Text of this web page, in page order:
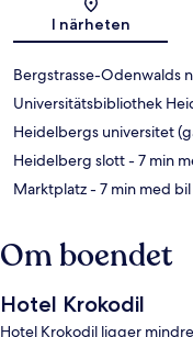
I närheten
Bergstrasse-Odenwalds
Universitätsbibliothek
Heidelbergs universitet
Heidelberg slott- 7 min
Marktplatz- 7 min med bil
Om boendet
Hotel Krokodil
Hotel Krokodil ligger